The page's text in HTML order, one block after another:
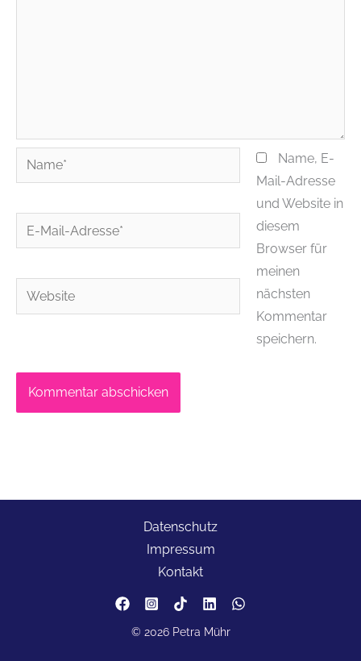
Name*
E-
Mail-
Website
Name, E-
Mail-Adresse
und Website in
diesem
Browser für
meinen
nächsten
Kommentar
speichern.
Datenschutz
Impressum
Kontakt
© 2026 Petra Mühr